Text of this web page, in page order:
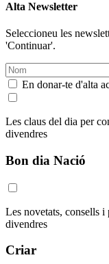
Alta Newsletter
Seleccioneu les
'Continuar'.
En donar-te d'alta
Les claus del dia per
divendres
Bon dia Nació
Les novetats, consells i
divendres
Criar